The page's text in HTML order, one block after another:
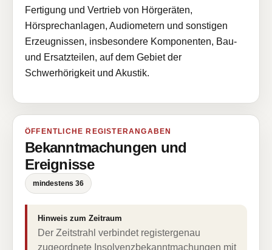
Fertigung und Vertrieb von Hörgeräten,
Hörsprechanlagen, Audiometern und sonstigen
Erzeugnissen, insbesondere Komponenten, Bau-
und Ersatzteilen, auf dem Gebiet der
Schwerhörigkeit und Akustik.
ÖFFENTLICHE REGISTERANGABEN
Bekanntmachungen und
Ereignisse
mindestens 36
Hinweis zum Zeitraum
Der Zeitstrahl verbindet registergenau
zugeordnete Insolvenzbekanntmachungen mit